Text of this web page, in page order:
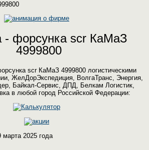
- форсунка scr КаМаЗ
4999800
scr КаМаЗ 4999800 логистическими
ЖелДорЭкспедиция, ВолгаТранс, Энергия,
Байкал-Сервис, ДПД, Белкам Логистик,
в любой город Российской Федерации:
марта 2025 года